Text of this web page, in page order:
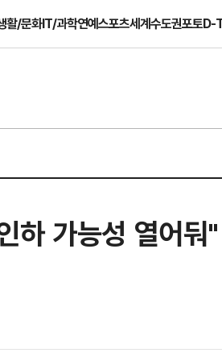
활/문화IT/과학연예스포츠세계수도권포토D-
하 가능성 열어둬"